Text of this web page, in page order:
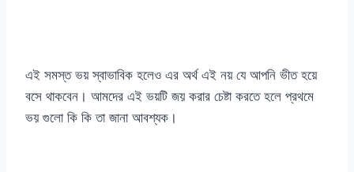
এই সমস্ত ভয় স্বাভাবিক হলেও এর অর্থ এই নয় যে আপনি ভীত হয়ে
বসে থাকবেন। আমদের এই ভয়টি জয় করার চেষ্টা করতে হলে প্রথমে
ভয় গুলো কি কি তা জানা আবশ্যক।